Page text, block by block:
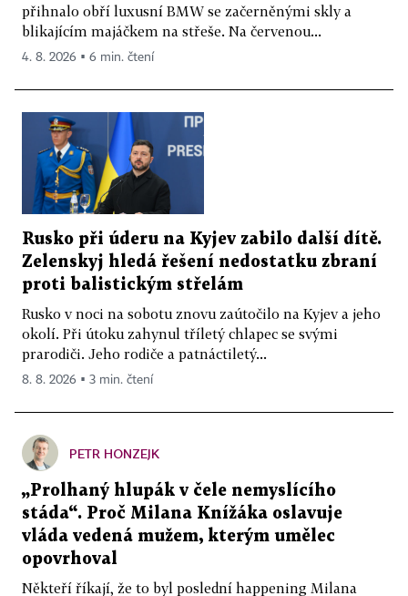
přihnalo obří luxusní BMW se začerněnými skly a
blikajícím majáčkem na střeše. Na červenou...
4. 8. 2026 ▪ 6 min. čtení
Rusko při úderu na Kyjev zabilo další dítě.
Zelenskyj hledá řešení nedostatku zbraní
proti balistickým střelám
Rusko v noci na sobotu znovu zaútočilo na Kyjev a jeho
okolí. Při útoku zahynul tříletý chlapec se svými
prarodiči. Jeho rodiče a patnáctiletý...
8. 8. 2026 ▪ 3 min. čtení
PETR HONZEJK
„Prolhaný hlupák v čele nemyslícího
stáda“. Proč Milana Knížáka oslavuje
vláda vedená mužem, kterým umělec
opovrhoval
Někteří říkají, že to byl poslední happening Milana